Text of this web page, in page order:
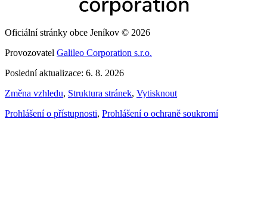
Oficiální stránky obce Jeníkov © 2026
Provozovatel Galileo Corporation s.r.o.
Poslední aktualizace: 6. 8. 2026
Změna vzhledu, Struktura stránek, Vytisknout
Prohlášení o přístupnosti, Prohlášení o ochraně soukromí